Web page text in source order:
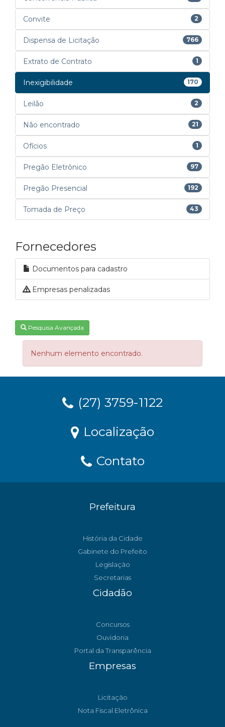
Convite 2
Dispensa de Licitação 766
Extrato de Contrato 1
Inexigibilidade 170
Leilão 2
Não encontrado 21
Ofícios 1
Pregão Eletrônico 97
Pregão Presencial 192
Tomada de Preço 43
Fornecedores
Documentos para cadastro
Empresas penalizadas
Pesquisa Avançada
Nenhum elemento encontrado.
(27) 3759-1122
Localização
Contato
Prefeitura
História da Cidade
Gabinete do Prefeito
Legislação
Secretarias
Cidadão
Concursos
Ouvidoria
Portal da Transparência
Empresas
Licitação
Nota Fiscal Eletrônica